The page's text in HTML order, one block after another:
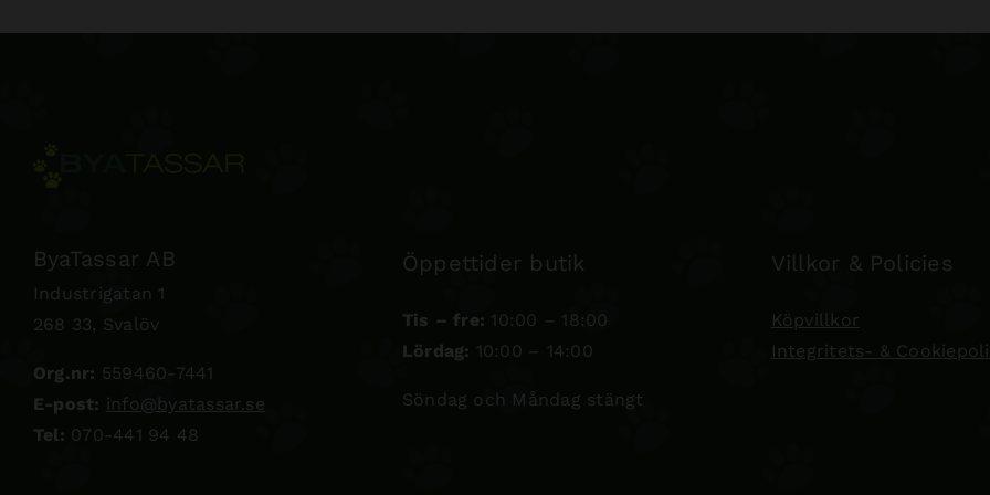
ByaTassar AB
Industrigatan 1
268 33, Svalöv
Org.nr: 559460-7441
E-post: info@byatassar.se
Tel: 070-441 94 48
Öppettider butik
Tis – fre: 10:00 – 18:00
Lördag: 10:00 – 14:00
Söndag och Måndag stängt
Villkor & Policies
Köpvillkor
Integritets- &